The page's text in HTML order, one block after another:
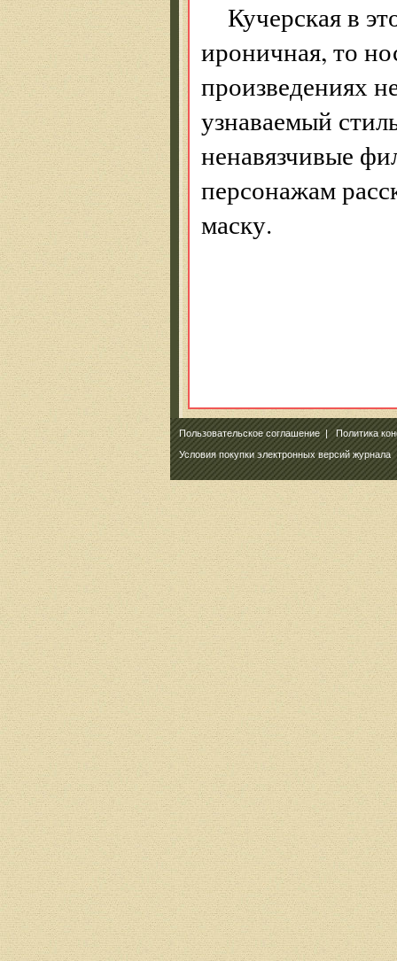
Кучерская в
ироничная, то
произведениях
узнаваемый
ненавязчивые
персонажам
маску.
Пользовательское соглашение|Политика
Условия покупки электронных версий журнала